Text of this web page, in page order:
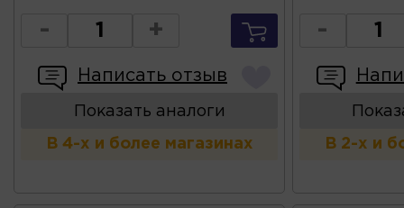
- +
Написать отзыв
Показать аналоги
В 4-х и более магазинах
-
В 2-х и